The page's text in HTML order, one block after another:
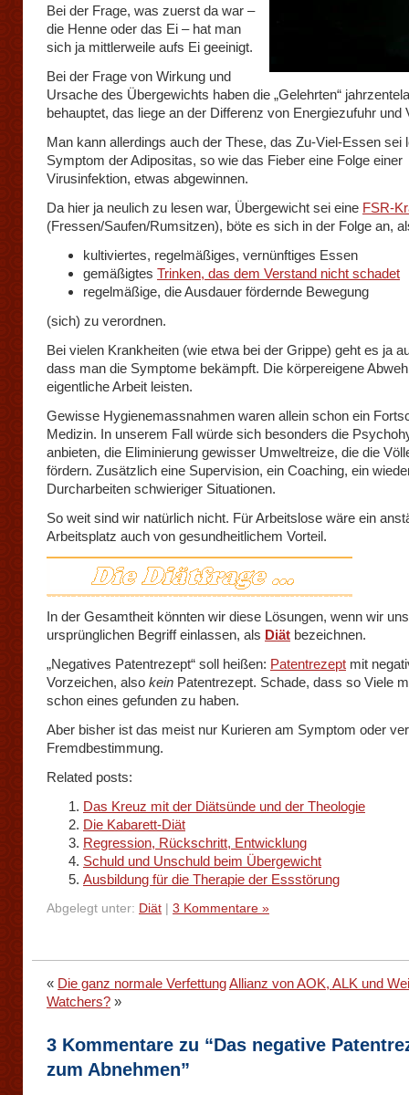
Bei der Frage, was zuerst da war –
die Henne oder das Ei – hat man
sich ja mittlerweile aufs Ei geeinigt.
Bei der Frage von Wirkung und
Ursache des Übergewichts haben die „Gelehrten“
behauptet, das liege an der Differenz von Energiezufuhr und
Man kann allerdings auch der These, das Zu-Viel-Essen sei
Symptom der Adipositas, so wie das Fieber eine Folge einer
Virusinfektion, etwas abgewinnen.
Da hier ja neulich zu lesen war, Übergewicht sei eine FSR-
(Fressen/Saufen/Rumsitzen), böte es sich in der Folge an,
kultiviertes, regelmäßiges, vernünftiges Essen
gemäßigtes Trinken, das dem Verstand nicht schadet
regelmäßige, die Ausdauer fördernde Bewegung
(sich) zu verordnen.
Bei vielen Krankheiten (wie etwa bei der Grippe) geht es ja
dass man die Symptome bekämpft. Die körpereigene
eigentliche Arbeit leisten.
Gewisse Hygienemassnahmen waren allein schon ein
Medizin. In unserem Fall würde sich besonders die
anbieten, die Eliminierung gewisser Umweltreize, die die
fördern. Zusätzlich eine Supervision, ein Coaching, ein
Durcharbeiten schwieriger Situationen.
So weit sind wir natürlich nicht. Für Arbeitslose wäre ein
Arbeitsplatz auch von gesundheitlichem Vorteil.
In der Gesamtheit könnten wir diese Lösungen, wenn wir
ursprünglichen Begriff einlassen, als Diät bezeichnen.
„Negatives Patentrezept“ soll heißen: Patentrezept mit
Vorzeichen, also kein Patentrezept. Schade, dass so Viele
schon eines gefunden zu haben.
Aber bisher ist das meist nur Kurieren am Symptom oder
Fremdbestimmung.
Related posts:
Das Kreuz mit der Diätsünde und der Theologie
Die Kabarett-Diät
Regression, Rückschritt, Entwicklung
Schuld und Unschuld beim Übergewicht
Ausbildung für die Therapie der Essstörung
Abgelegt unter: Diät 3 Kommentare »
« Die ganz normale VerfettungAllianz von AOK, ALK und
Watchers? »
3 Kommentare zu “Das negative
zum Abnehmen”